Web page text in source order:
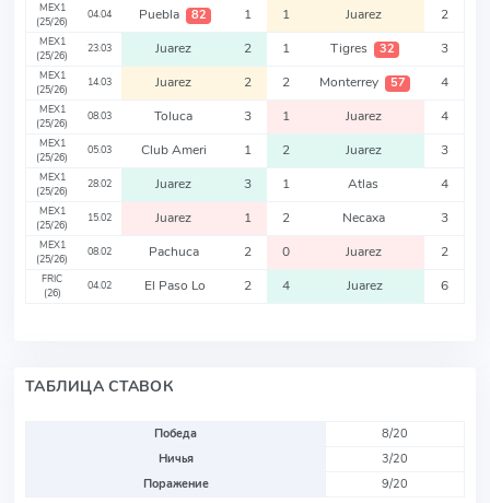
MEX1
(25/26)
04.04 Puebla 82 1 1 Juarez 2
MEX1
(25/26)
23.03 Juarez 2 1 Tigres 32 3
MEX1
(25/26)
14.03 Juarez 2 2 Monterrey 57 4
MEX1
(25/26)
08.03 Toluca 3 1 Juarez 4
MEX1
(25/26)
05.03 Club Ameri 1 2 Juarez 3
MEX1
(25/26)
28.02 Juarez 3 1 Atlas 4
MEX1
(25/26)
15.02 Juarez 1 2 Necaxa 3
MEX1
(25/26)
08.02 Pachuca 2 0 Juarez 2
FRIC
(26)
04.02 El Paso Lo 2 4 Juarez 6
ТАБЛИЦА СТАВОК
Победа
8/20
Ничья
3/20
Поражение
9/20